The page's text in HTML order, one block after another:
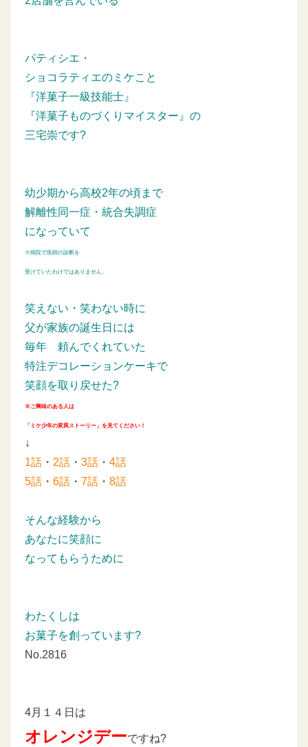
パティシエ・
ショコラティエのミケこと
『洋菓子一級技能士』
『洋菓子ものづくりマイスター』の
三宅崇です?
幼少期から高校2年の頃まで
解離性同一症・統合失調症
になっていて
※病院で医師の診断を
受けていたわけではありません。
笑えない・笑わない時に
父が家族の誕生日には
毎年 頼んでくれていた
特注デコレーションケーキで
笑顔を取り戻せた?
※ご興味のある人は
「ミケ少年の変異ストーリー」を見てください！
↓
1話 ・ 2話 ・ 3話 ・ 4話
5話 ・ 6話 ・ 7話 ・ 8話
そんな経験から
あなたに笑顔に
なってもらうために
わたくしは
お菓子を創っています?
No.2816
4月１４日は
オレンジデーですね?